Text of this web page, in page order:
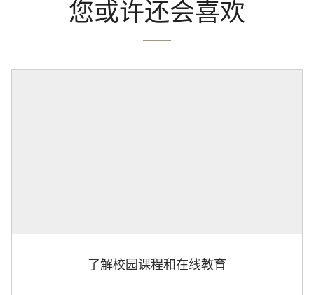
您或许还会喜欢
了解校园课程和在线教育